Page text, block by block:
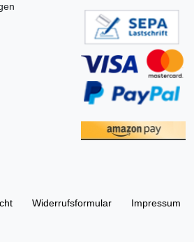
Widerrufs­formular Impressum